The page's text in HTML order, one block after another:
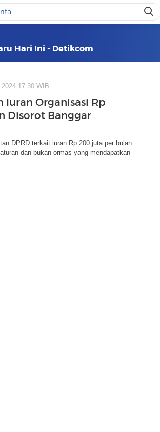
Hari Ini - Detikcom
2024 17:30 WIB
Iuran Organisasi Rp
Disorot Banggar
DPRD terkait iuran Rp 200 juta per bulan.
dan bukan ormas yang mendapatkan